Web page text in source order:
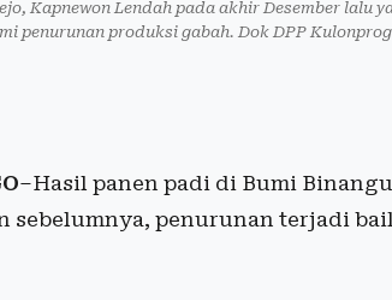
Kapnewon Lendah pada akhir Desember lalu
penurunan produksi gabah. Dok DPP
–Hasil panen padi di Bumi
sebelumnya, penurunan terjadi